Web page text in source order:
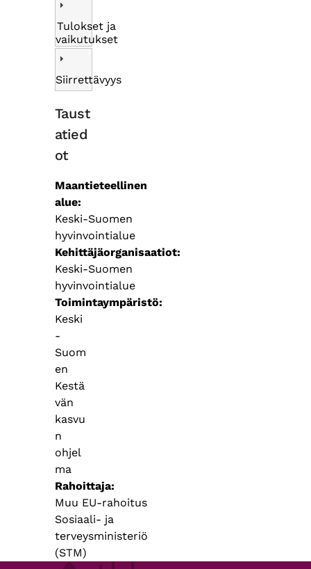
Tulokset ja
vaikutukset
Siirrettävyys
Taust
atied
ot
Maantieteellinen
alue
Keski-Suomen
hyvinvointialue
Kehittäjäorganisaatiot
Keski-Suomen
hyvinvointialue
Toimintaympäristö
Keski
-
Suom
en
Kestä
vän
kasvu
n
ohjel
ma
Rahoittaja
Muu EU-rahoitus
Sosiaali- ja
terveysministeriö
(STM)